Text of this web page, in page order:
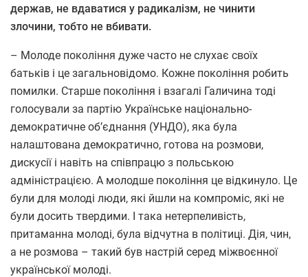
держав, не вдаватися у радикалізм, не чинити
злочини, тобто не вбивати.
– Молоде покоління дуже часто не слухає своїх
батьків і це загальновідомо. Кожне покоління робить
помилки. Старше покоління і взагалі Галичина тоді
голосували за партію Українське національно-
демократичне об’єднання (УНДО), яка була
налаштована демократично, готова на розмови,
дискусії і навіть на співпрацю з польською
адміністрацією. А молодше покоління це відкинуло. Це
були для молоді люди, які йшли на компроміс, які не
були досить твердими. І така нетерпеливість,
притаманна молоді, була відчутна в політиці. Дія, чин,
а не розмова – такий був настрій серед міжвоєнної
української молоді.